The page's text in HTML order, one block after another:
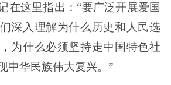
在这里指出：“要广泛开展爱国
深入理解为什么历史和人民选
为什么必须坚持走中国特色社
中华民族伟大复兴。”